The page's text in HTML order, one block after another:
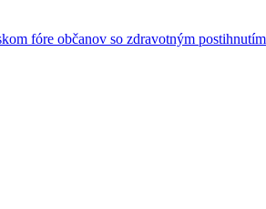
fóre občanov so zdravotným